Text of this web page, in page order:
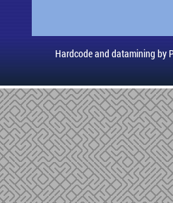
Hardcode and datamining by